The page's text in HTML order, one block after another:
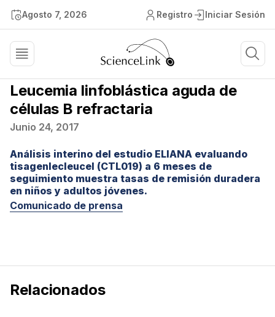
Agosto 7, 2026 Registro Iniciar Sesión
Leucemia linfoblástica aguda de
células B refractaria
Junio 24, 2017
Análisis interino del estudio ELIANA evaluando
tisagenlecleucel (CTL019) a 6 meses de
seguimiento muestra tasas de remisión duradera
en niños y adultos jóvenes.
Comunicado de prensa
Relacionados